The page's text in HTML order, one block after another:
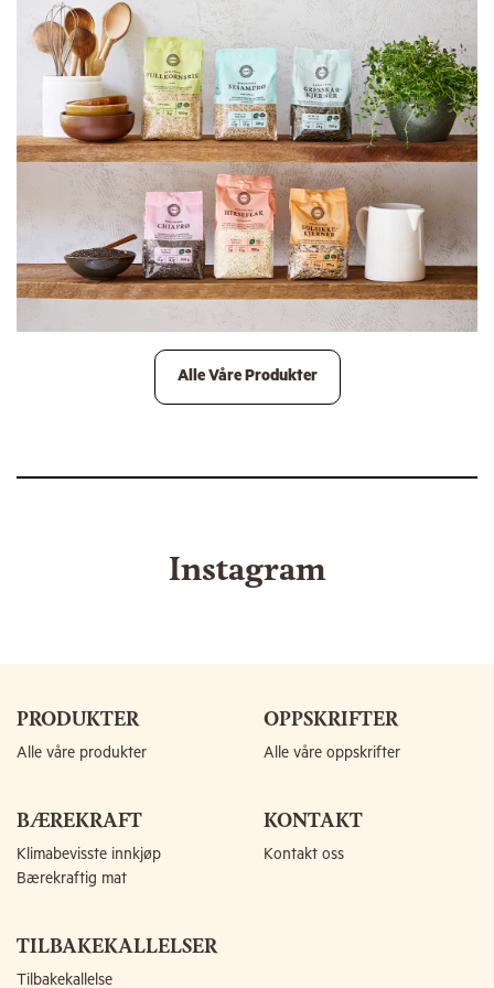
Alle Våre Produkter
Instagram
PRODUKTER
Alle våre produkter
OPPSKRIFTER
Alle våre oppskrifter
BÆREKRAFT
Klimabevisste innkjøp
Bærekraftig mat
KONTAKT
Kontakt oss
TILBAKEKALLELSER
Tilbakekallelse